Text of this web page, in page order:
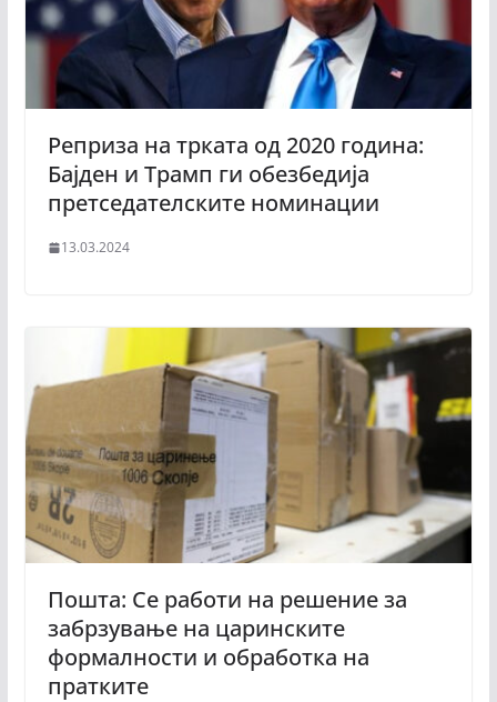
Реприза на трката од 2020 година:
Бајден и Трамп ги обезбедија
претседателските номинации
13.03.2024
Пошта: Се работи на решение за
забрзување на царинските
формалности и обработка на
пратките